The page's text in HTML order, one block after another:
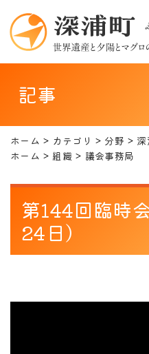
記事
ホーム カテゴリ 分野
ホーム
組織 議会事務局
第144回臨時
24日）